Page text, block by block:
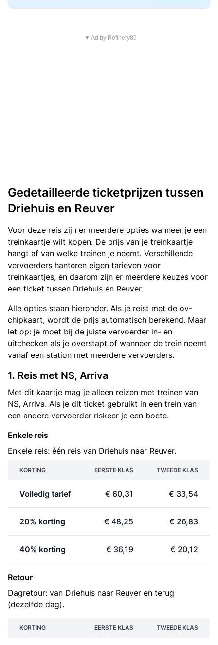
▼ Ad by Refinery89
Gedetailleerde ticketprijzen tussen
Driehuis en Reuver
Voor deze reis zijn er meerdere opties wanneer je een
treinkaartje wilt kopen. De prijs van je treinkaartje
hangt af van welke treinen je neemt. Verschillende
vervoerders hanteren eigen tarieven voor
treinkaartjes, en daarom zijn er meerdere keuzes voor
een ticket tussen Driehuis en Reuver.
Alle opties staan hieronder. Als je reist met de ov-
chipkaart, wordt de prijs automatisch berekend. Maar
let op: je moet bij de juiste vervoerder in- en
uitchecken als je overstapt of wanneer de trein neemt
vanaf een station met meerdere vervoerders.
1. Reis met NS, Arriva
Met dit kaartje mag je alleen reizen met treinen van
NS, Arriva. Als je dit ticket gebruikt in een trein van
een andere vervoerder riskeer je een boete.
Enkele reis
Enkele reis: één reis van Driehuis naar Reuver.
KORTING EERSTE KLAS TWEEDE KLAS
Volledig tarief € 60,31 € 33,54
20% korting € 48,25 € 26,83
40% korting € 36,19 € 20,12
Retour
Dagretour: van Driehuis naar Reuver en terug
(dezelfde dag).
KORTING EERSTE KLAS TWEEDE KLAS